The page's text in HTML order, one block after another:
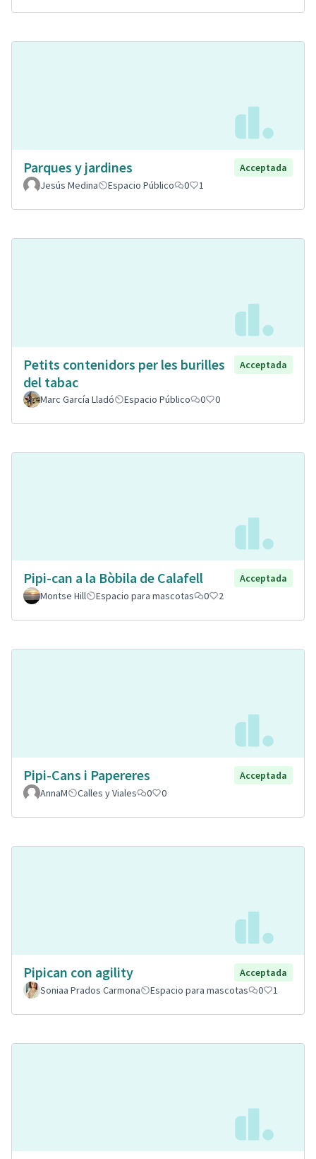
Parques y jardines
Acceptada
Jesús Medina
Espacio Público 0 1
Petits contenidors per les burilles
del tabac
Acceptada
Marc García Lladó Espacio Público 0 0
Pipi-can a la Bòbila de Calafell
Acceptada
Montse Hill
Espacio para mascotas 0 2
Pipi-Cans i Papereres
Acceptada
AnnaM
Calles y Viales 0 0
Pipican con agility
Acceptada
Soniaa Prados Carmona
Espacio para mascotas 0 1